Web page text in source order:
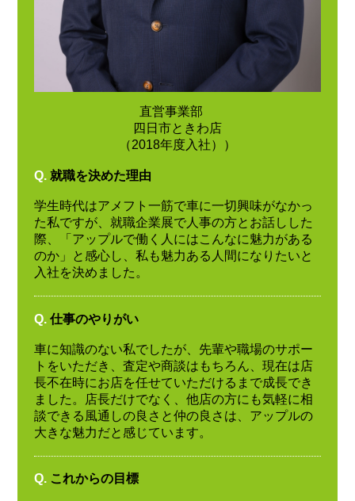
直営事業部
四日市ときわ店
（2018年度入社））
Q. 就職を決めた理由
学生時代はアメフト一筋で車に一切興味がなかっ
た私ですが、就職企業展で人事の方とお話しした
際、「アップルで働く人にはこんなに魅力がある
のか」と感心し、私も魅力ある人間になりたいと
入社を決めました。
Q. 仕事のやりがい
車に知識のない私でしたが、先輩や職場のサポー
トをいただき、査定や商談はもちろん、現在は店
長不在時にお店を任せていただけるまで成長でき
ました。店長だけでなく、他店の方にも気軽に相
談できる風通しの良さと仲の良さは、アップルの
大きな魅力だと感じています。
Q. これからの目標